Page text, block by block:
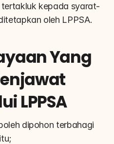
kepada syarat-
oleh LPPSA.
Yang
LPPSA
dipohon terbahagi